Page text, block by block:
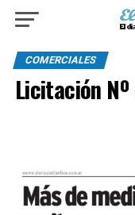
COMERCIALES
Licitación